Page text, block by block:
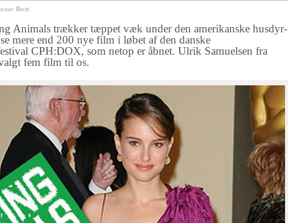
Bech
Animals trækker tæppet væk under den amerikanske husdyr-
mere end 200 nye film i løbet af den danske
CPH:DOX, som netop er åbnet. Ulrik Samuelsen fra
fem film til os.